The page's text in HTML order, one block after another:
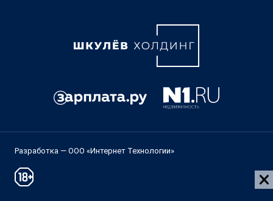
Разработка — ООО «Интернет Технологии»